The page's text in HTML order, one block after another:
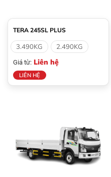
TERA 245SL PLUS
3.490KG 2.490KG
Giá từ: Liên hệ
LIÊN HỆ